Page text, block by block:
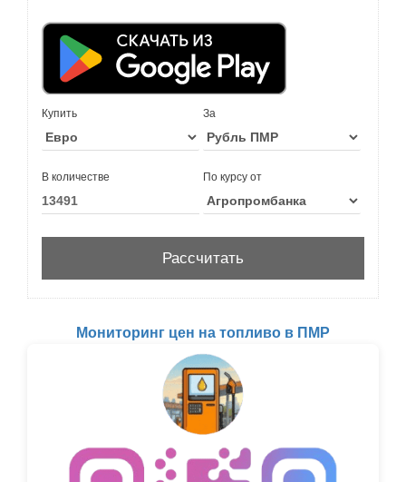
Купить За
В количестве По курсу от
Мониторинг цен на топливо в ПМР